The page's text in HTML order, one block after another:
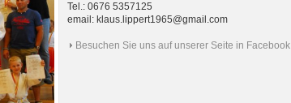
Tel.: 0676 5357125
email: klaus.lippert1965@gmail.com
Besuchen Sie uns auf unserer Seite in Facebook